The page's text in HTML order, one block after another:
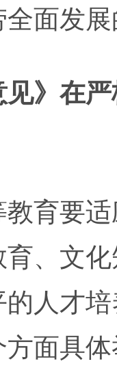
面发
见》在
要适
育、文
人才
面具